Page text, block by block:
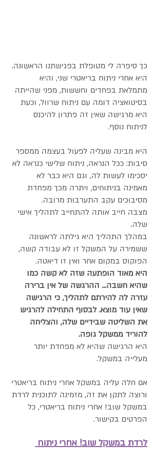
כך סיפרה לי מטופלת בפגישתנו הראשונה.
היא אחרי ניתוח בריאטרי שני, והיא
מתמלאת בפחדים וחששות, מפני שהייתה
בסיטואציה דומה עם ניתוח שרוול, וכעת
היא מרגישה שאין זה פתרון להיכנס
לניתוח נוסף.
היא מבינה שעליה לפעול בעצמה ממספר
סיבות: ככל הנראה, ניתוח שלישי כנראה לא
יסכימו לעשות לה, וגם היא כבר לא
מאמינה בניתוחים, ויתרה מכך מפחדת
מסיבוכים עקב התערבות מרובה.
מצבה חייב אותה להתחייב לתהליך אישי
שלה.
במהלך התהליך היא גילתה לראשונה
ששמירה על המשקל זו לא עבודה קשה,
הפוקוס במקום אחר ואין זו דיאטה.
היא מאוד הופתעה שזה לא קשה כמו
שהיא חשבה... ההרגשה של אין ברירה
עזרה לה להירתם לתהליך, כי הרגישה
שאין עוד מוצא. לבסוף התחילה להרגיש
את השליטה שבידיים שלה, והצליחה
להוריד ממשקל גופה.
היא הרגישה שהיא לא מפחדת יותר
מעלייה במשקל.
אם חלה עליה במשקל אחרי ניתוח בריאטרי
ורוצה לתקן את זה, מזמינה לתוכנית לרדת
במשקל שוב! אחרי ניתוח בריאטרי, כל
הפרטים בקישור.
לרדת במשקל שוב! אחרי ניתוח